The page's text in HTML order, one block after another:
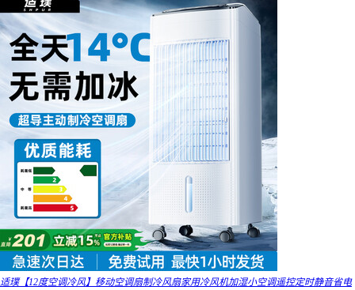
适璞【12度空调冷风】移动空调扇制冷风扇家用冷风机加湿小空调遥控定时静音省电